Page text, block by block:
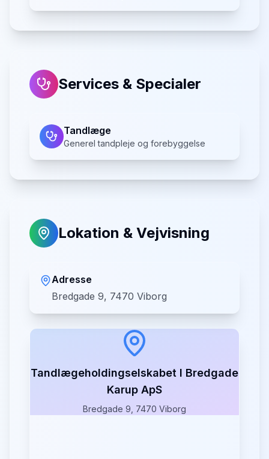
Services & Specialer
Tandlæge
Generel tandpleje og forebyggelse
Lokation & Vejvisning
Adresse
Bredgade 9, 7470 Viborg
Tandlægeholdingselskabet I Bredgade
Karup ApS
Bredgade 9, 7470 Viborg